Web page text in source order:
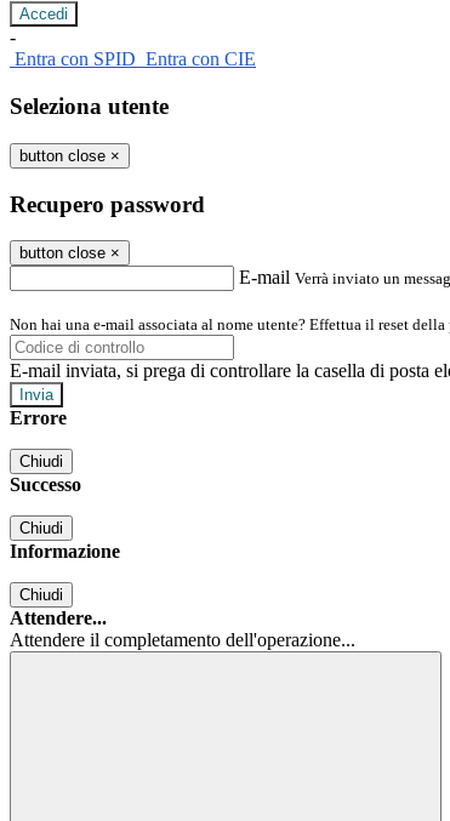
-
Entra con SPID Entra con CIE
Seleziona utente
button close ×
Recupero password
button close ×
E-mail Verrà inviato un
Non hai una e-mail associata al nome utente? Effettua il reset della
E-mail inviata, si prega di controllare la casella di posta
Errore
Chiudi
Successo
Chiudi
Informazione
Chiudi
Attendere...
Attendere il completamento dell'operazione...